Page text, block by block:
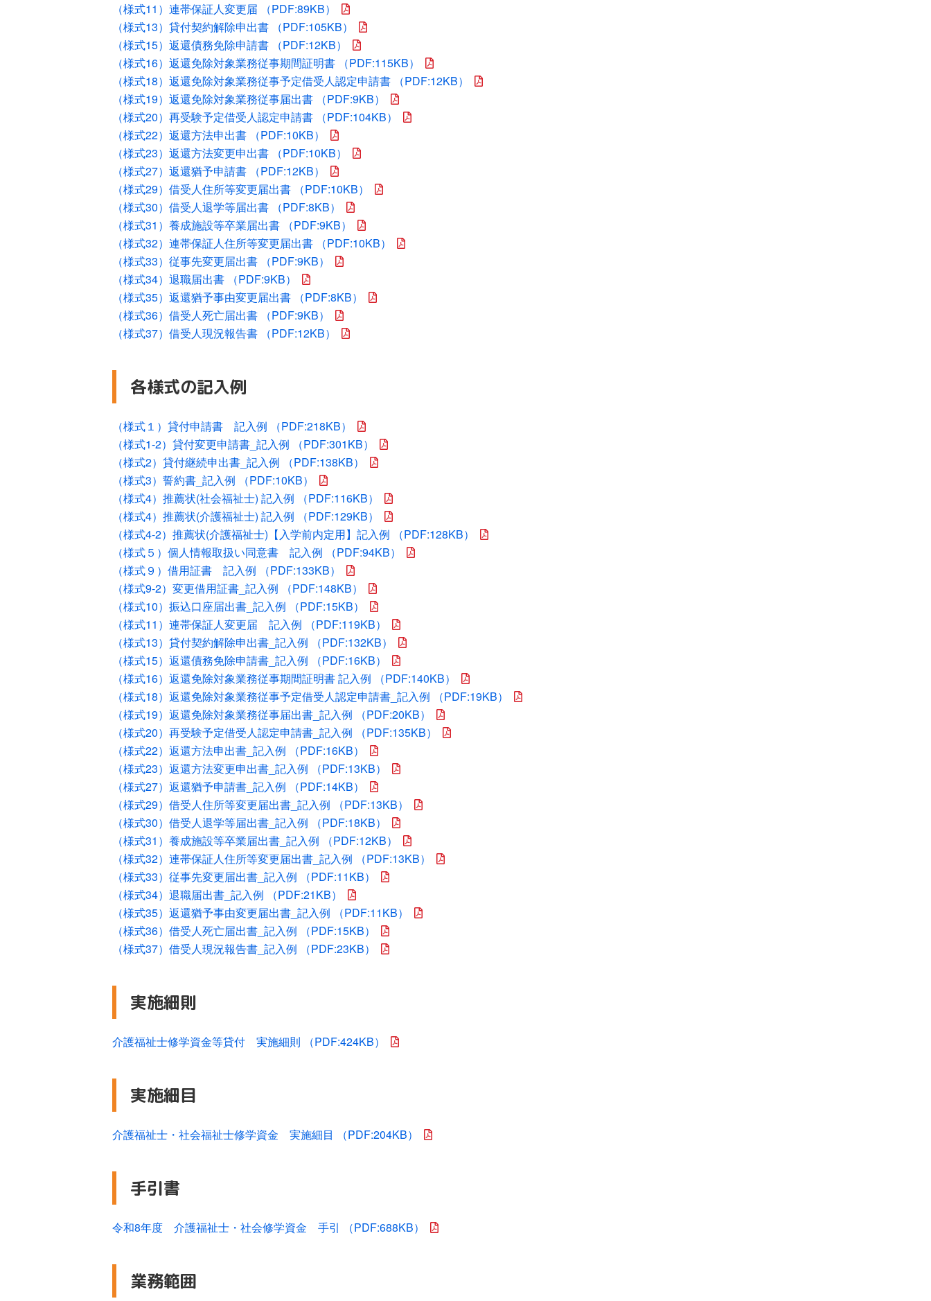
（様式11）連帯保証人変更届 （PDF:89KB）
（様式13）貸付契約解除申出書 （PDF:105KB）
（様式15）返還債務免除申請書 （PDF:12KB）
（様式16）返還免除対象業務従事期間証明書 （PDF:115KB）
（様式18）返還免除対象業務従事予定借受人認定申請書 （PDF:12KB）
（様式19）返還免除対象業務従事届出書 （PDF:9KB）
（様式20）再受験予定借受人認定申請書 （PDF:104KB）
（様式22）返還方法申出書 （PDF:10KB）
（様式23）返還方法変更申出書 （PDF:10KB）
（様式27）返還猶予申請書 （PDF:12KB）
（様式29）借受人住所等変更届出書 （PDF:10KB）
（様式30）借受人退学等届出書 （PDF:8KB）
（様式31）養成施設等卒業届出書 （PDF:9KB）
（様式32）連帯保証人住所等変更届出書 （PDF:10KB）
（様式33）従事先変更届出書 （PDF:9KB）
（様式34）退職届出書 （PDF:9KB）
（様式35）返還猶予事由変更届出書 （PDF:8KB）
（様式36）借受人死亡届出書 （PDF:9KB）
（様式37）借受人現況報告書 （PDF:12KB）
各様式の記入例
（様式１）貸付申請書 記入例 （PDF:218KB）
（様式1-2）貸付変更申請書_記入例 （PDF:301KB）
（様式2）貸付継続申出書_記入例 （PDF:138KB）
（様式3）誓約書_記入例 （PDF:10KB）
（様式4）推薦状(社会福祉士) 記入例 （PDF:116KB）
（様式4）推薦状(介護福祉士) 記入例 （PDF:129KB）
（様式4-2）推薦状(介護福祉士)【入学前内定用】記入例 （PDF:128KB）
（様式５）個人情報取扱い同意書 記入例 （PDF:94KB）
（様式９）借用証書 記入例 （PDF:133KB）
（様式9-2）変更借用証書_記入例 （PDF:148KB）
（様式10）振込口座届出書_記入例 （PDF:15KB）
（様式11）連帯保証人変更届 記入例 （PDF:119KB）
（様式13）貸付契約解除申出書_記入例 （PDF:132KB）
（様式15）返還債務免除申請書_記入例 （PDF:16KB）
（様式16）返還免除対象業務従事期間証明書 記入例 （PDF:140KB）
（様式18）返還免除対象業務従事予定借受人認定申請書_記入例 （PDF:19KB）
（様式19）返還免除対象業務従事届出書_記入例 （PDF:20KB）
（様式20）再受験予定借受人認定申請書_記入例 （PDF:135KB）
（様式22）返還方法申出書_記入例 （PDF:16KB）
（様式23）返還方法変更申出書_記入例 （PDF:13KB）
（様式27）返還猶予申請書_記入例 （PDF:14KB）
（様式29）借受人住所等変更届出書_記入例 （PDF:13KB）
（様式30）借受人退学等届出書_記入例 （PDF:18KB）
（様式31）養成施設等卒業届出書_記入例 （PDF:12KB）
（様式32）連帯保証人住所等変更届出書_記入例 （PDF:13KB）
（様式33）従事先変更届出書_記入例 （PDF:11KB）
（様式34）退職届出書_記入例 （PDF:21KB）
（様式35）返還猶予事由変更届出書_記入例 （PDF:11KB）
（様式36）借受人死亡届出書_記入例 （PDF:15KB）
（様式37）借受人現況報告書_記入例 （PDF:23KB）
実施細則
介護福祉士修学資金等貸付 実施細則 （PDF:424KB）
実施細目
介護福祉士・社会福祉士修学資金 実施細目 （PDF:204KB）
手引書
令和8年度 介護福祉士・社会修学資金 手引 （PDF:688KB）
業務範囲